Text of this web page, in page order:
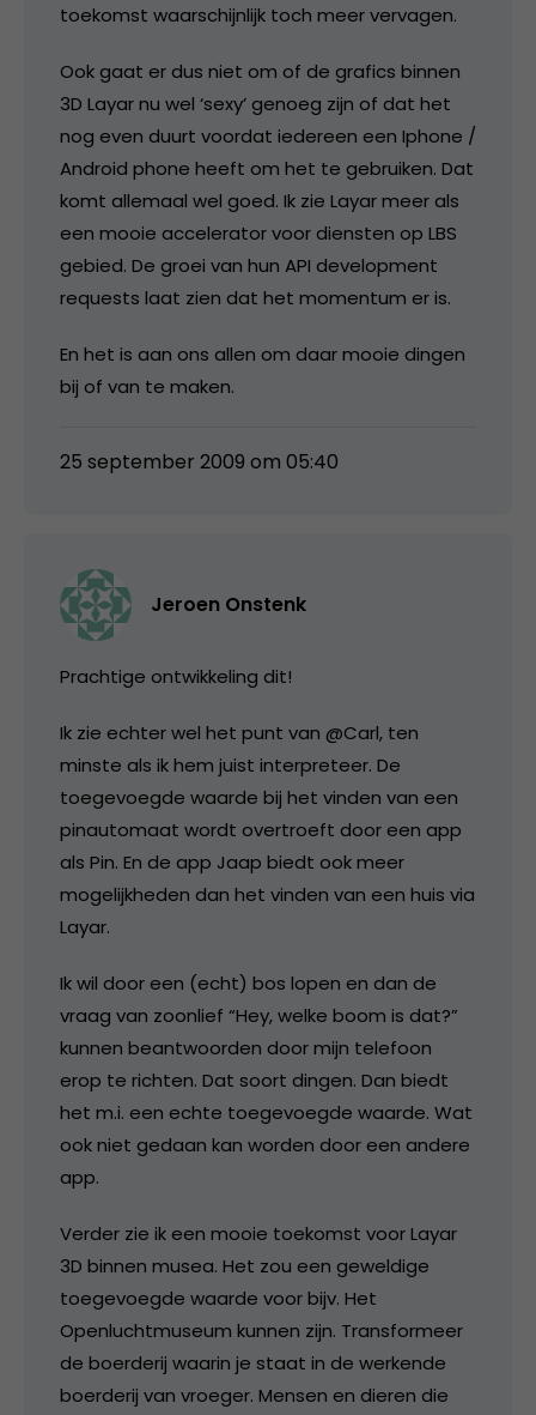
toekomst waarschijnlijk toch meer vervagen.
Ook gaat er dus niet om of de grafics binnen
3D Layar nu wel ‘sexy’ genoeg zijn of dat het
nog even duurt voordat iedereen een Iphone /
Android phone heeft om het te gebruiken. Dat
komt allemaal wel goed. Ik zie Layar meer als
een mooie accelerator voor diensten op LBS
gebied. De groei van hun API development
requests laat zien dat het momentum er is.
En het is aan ons allen om daar mooie dingen
bij of van te maken.
25 september 2009 om 05:40
Jeroen Onstenk
Prachtige ontwikkeling dit!
Ik zie echter wel het punt van @Carl, ten
minste als ik hem juist interpreteer. De
toegevoegde waarde bij het vinden van een
pinautomaat wordt overtroeft door een app
als Pin. En de app Jaap biedt ook meer
mogelijkheden dan het vinden van een huis via
Layar.
Ik wil door een (echt) bos lopen en dan de
vraag van zoonlief “Hey, welke boom is dat?”
kunnen beantwoorden door mijn telefoon
erop te richten. Dat soort dingen. Dan biedt
het m.i. een echte toegevoegde waarde. Wat
ook niet gedaan kan worden door een andere
app.
Verder zie ik een mooie toekomst voor Layar
3D binnen musea. Het zou een geweldige
toegevoegde waarde voor bijv. Het
Openluchtmuseum kunnen zijn. Transformeer
de boerderij waarin je staat in de werkende
boerderij van vroeger. Mensen en dieren die